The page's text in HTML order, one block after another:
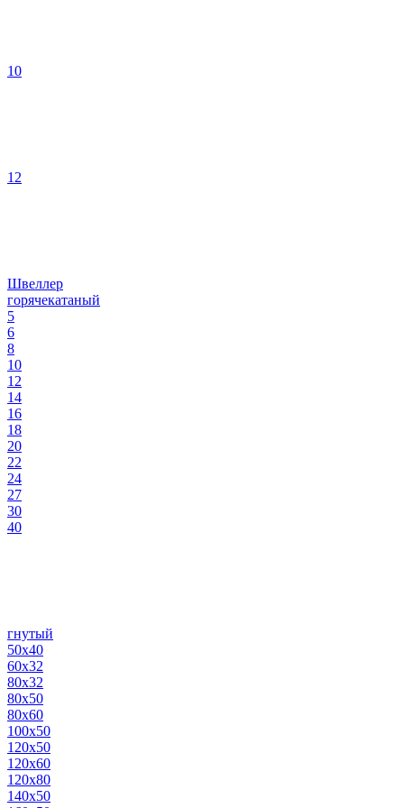
10
12
Швеллер
горячекатаный
5
6
8
10
12
14
16
18
20
22
24
27
30
40
гнутый
50х40
60х32
80х32
80х50
80х60
100х50
120х50
120х60
120х80
140х50